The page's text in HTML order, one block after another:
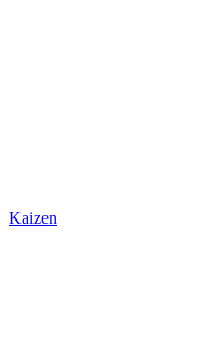
Kaizen